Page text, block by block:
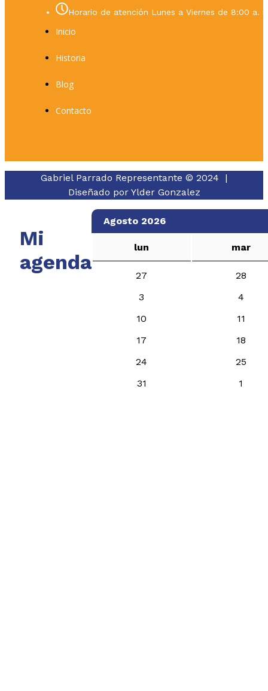
Horario de atención Lunes a Viernes de 8:00 a.
Inicio
Historia
Blog
Contacto
Gabriel Parrado Representante © 2024 |
Diseñado por Ylder Gonzalez
Mi
agenda
Agosto 2026
lun mar
27
28
3
4
10
11
17
18
24
25
31
1